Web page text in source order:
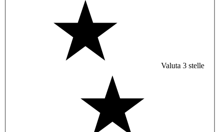
Valuta 3 stelle